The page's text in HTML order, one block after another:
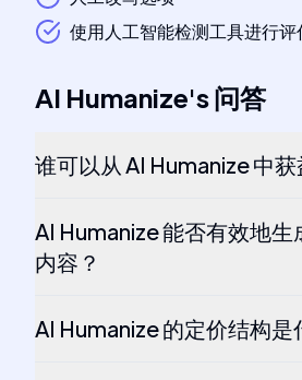
使用人工智能检测工具进行评
AI Humanize's问答
谁可以从 AI Humanize 中获
AI Humanize 能否有效地生
内容？
AI Humanize 的定价结构是